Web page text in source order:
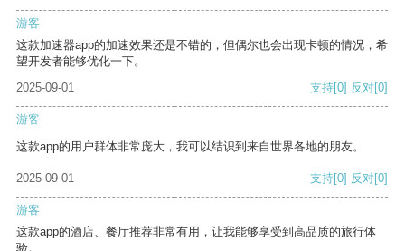
游客
这款加速器app的加速效果还是不错的，但偶尔也会出现卡顿的情况，希
望开发者能够优化一下。
2025-09-01
支持[0] 反对[0]
游客
这款app的用户群体非常庞大，我可以结识到来自世界各地的朋友。
2025-09-01 支持[0] 反对[0]
游客
这款app的酒店、餐厅推荐非常有用，让我能够享受到高品质的旅行体
验。